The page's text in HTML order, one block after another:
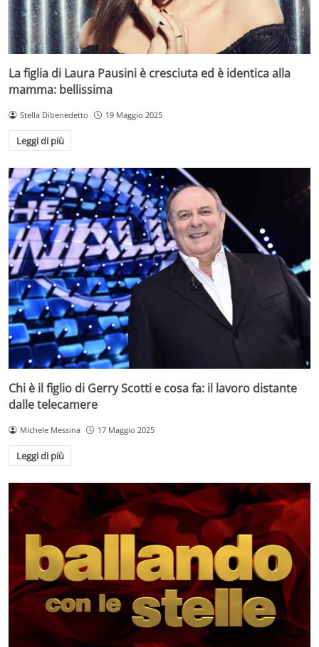
La figlia di Laura Pausini è cresciuta ed è identica alla
mamma: bellissima
Stella Dibenedetto 19 Maggio 2025
Leggi di più
Chi è il figlio di Gerry Scotti e cosa fa: il lavoro distante
dalle telecamere
Michele Messina 17 Maggio 2025
Leggi di più